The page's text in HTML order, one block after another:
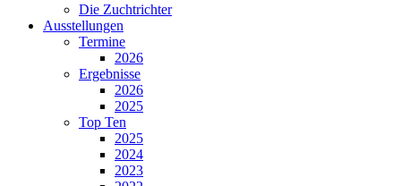
Die Zuchtrichter
Ausstellungen
Termine
2026
Ergebnisse
2026
2025
Top Ten
2025
2024
2023